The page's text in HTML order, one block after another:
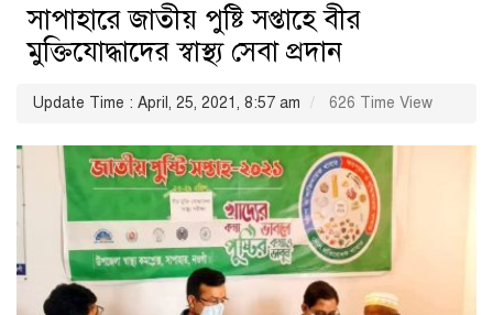
সাপাহারে জাতীয় পুষ্টি সপ্তাহে বীর
মুক্তিযোদ্ধাদের স্বাস্থ্য সেবা প্রদান
Update Time : April, 25, 2021, 8:57 am 626 Time View